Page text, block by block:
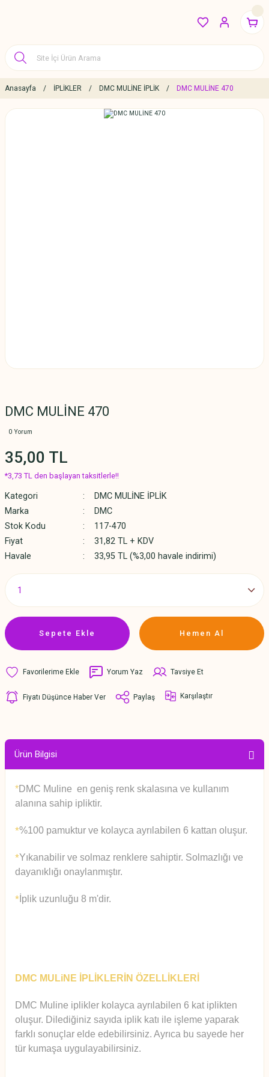
Anasayfa İPLİKLER DMC MULİNE İPLİK DMC MULİNE 470
DMC MULİNE 470
0 Yorum
35,00 TL
*3,73 TL den başlayan taksitlerle!!
Kategori
DMC MULİNE İPLİK
Marka
DMC
Stok Kodu
117-470
Fiyat
31,82 TL + KDV
Havale
33,95 TL (%3,00 havale indirimi)
Sepete Ekle Hemen Al
Yorum Yaz Tavsiye Et
Fiyatı Düşünce Haber Ver Paylaş Karşılaştır
Ürün Bilgisi
*DMC Muline en geniş renk skalasına ve kullanım
alanına sahip ipliktir.
*%100 pamuktur ve kolayca ayrılabilen 6 kattan oluşur.
*Yıkanabilir ve solmaz renklere sahiptir. Solmazlığı ve
dayanıklığı onaylanmıştır.
* İplik uzunluğu 8 m'dir.
DMC MULiNE İPLİKLERİN ÖZELLİKLERİ
DMC Muline iplikler kolayca ayrılabilen 6 kat iplikten
oluşur. Dilediğiniz sayıda iplik katı ile işleme yaparak
farklı sonuçlar elde edebilirsiniz. Ayrıca bu sayede her
tür kumaşa uygulayabilirsiniz.